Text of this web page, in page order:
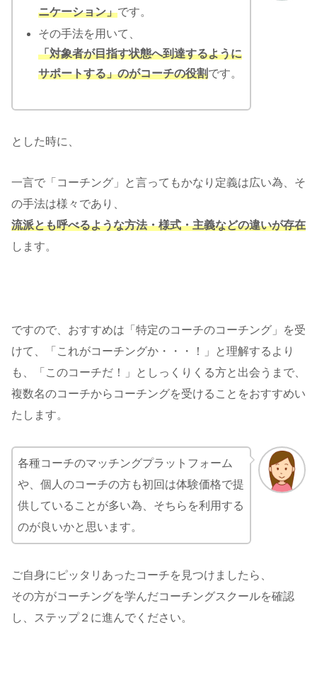
ニケーション」です。
その手法を用いて、
「対象者が目指す状態へ到達するように
サポートする」のがコーチの役割です。
とした時に、
一言で「コーチング」と言ってもかなり定義は広い為、そ
の手法は様々であり、
流派とも呼べるような方法・様式・主義などの違いが存在
します。
ですので、おすすめは「特定のコーチのコーチング」を受
けて、「これがコーチングか・・・！」と理解するより
も、「このコーチだ！」としっくりくる方と出会うまで、
複数名のコーチからコーチングを受けることをおすすめい
たします。
各種コーチのマッチングプラットフォーム
や、個人のコーチの方も初回は体験価格で提
供していることが多い為、そちらを利用する
のが良いかと思います。
ご自身にピッタリあったコーチを見つけましたら、
その方がコーチングを学んだコーチングスクールを確認
し、ステップ２に進んでください。